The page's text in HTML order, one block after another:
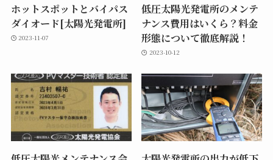
ホットスポットとバイパス
ダイオード[太陽光発電所]
2023-11-07
低圧太陽光発電所のメンテ
ナンス費用はいくら？料金
形態について徹底解説！
2023-10-12